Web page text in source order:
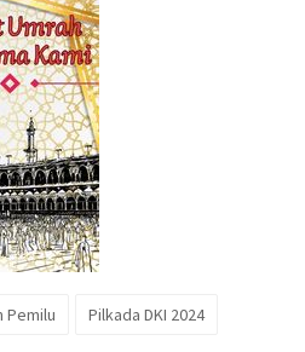
Pemilu Pilkada DKI 2024